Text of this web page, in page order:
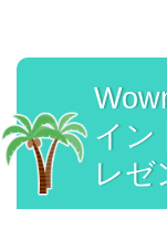
イン
レゼ